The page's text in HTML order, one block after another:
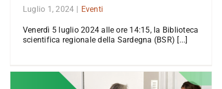
Luglio 1, 2024 Eventi
Venerdì 5 luglio 2024 alle ore 14:15, la Biblioteca
scientifica regionale della Sardegna (BSR) [...]